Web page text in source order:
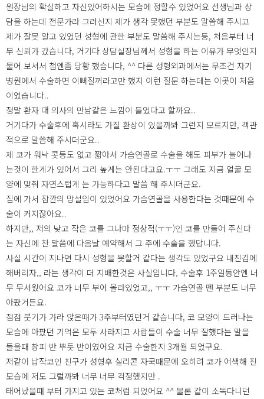
원장님의 확실하고 자신있어하시는 모습에 정할수 있었어요 선생님과 상
담을 하는데 전문가라 그러신지 제가 생각 못했던 부분도 말씀해 주시고
제가 잘못 알고 있었던 성형에 관한 부분도 말씀해 주시는등, 처음부터 너
무 신뢰가 갔습니다, 거기다 상담실장님께서 성형을 하는 이유가 무엇인지
물어 보셔서 첨엔좀 당황 했습니다, ^^ 다른 성형외과에서는 무조건 자기
병원에서 수술하면 이뻐질꺼라고만 했지 이런 질문 하는데는 이곳이 처음
이였습니다..
정말 환자 대 의사의 만남같은 느낌이 들었다고 할까요..
거기다가 수술후에 혹시라도 가질 환상이 있을까봐 그런지 모르지만, 객관
적으로 말씀해 주시더군요..
제 코가 워낙 콧등도 없고 짧아서 가슴연골로 수술을 해도 피부가 늘어나
는것이 한계가 있어서 그리 높게는 안된다고요.ㅜㅜ 그래도 지금 얼굴 모
양에 맞춰 자연스럽게 는 가능하다고 말씀 해 주시더군요.
집에 가서 잠깐의 망설임이 있었어요 가슴연골을 사용한다는 것때문에 수
술이 커지잖아요..
하지만,, 저의 낮고 작은 코를 그나마 정상적(ㅜㅜ)인 코를 만들어 주신다
는 자신에 찬 말씀에 다음날 예약해서 그 주에 수술을 했답니다.
사실 시간이 지나면 다시 성형을 못할거 같다는 생각도 있었구요 내친김에
해버리자,, 라는 생각이 더 지배한것은 사실입니다, 수술후 1주일동안엔 너
무 무서웠어요 코가 너무 부어 올라있었고,, ㅜㅜ 가슴연골 뗀 부분도 너무
아팠거든요.
점점 붓기가 가라 앉은때가 3주부터였던거 같습니다, 코 모양이 드러나는
모습에 아팠던 기억은 모두 사라지고 사람들이 수술 너무 잘했다는 말을
들을때 창피 반 뿌듯 반이였어요 지금 수술한지 3개월 되었구요.
저같이 납작코인 친구가 성형후 실리콘 자국때문에 오히려 코가 어색해 진
모습에 저도 그럴까봐 너무 너무 걱정했지만 .
태어났을때 부터 가지고 있는 코처럼 되었어요 ^^ 물론 같이 소독다니던